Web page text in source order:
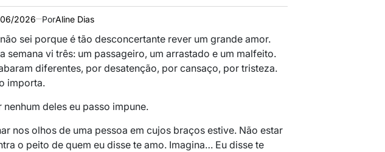
2026 PorAline Dias
sei porque é tão desconcertante rever um grande amor.
semana vi três: um passageiro, um arrastado e um malfeito.
diferentes, por desatenção, por cansaço, por tristeza.
importa.
nenhum deles eu passo impune.
nos olhos de uma pessoa em cujos braços estive. Não estar
o peito de quem eu disse te amo. Imagina… Eu disse te